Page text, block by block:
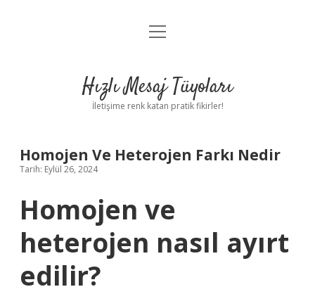
Anasayfa
Yasal Uyarı
menüyü
Hızlı Mesaj Tüyoları
İletişime renk katan pratik fikirler!
Homojen Ve Heterojen Farkı Nedir
Tarih: Eylül 26, 2024
Homojen ve
heterojen nasıl ayırt
edilir?